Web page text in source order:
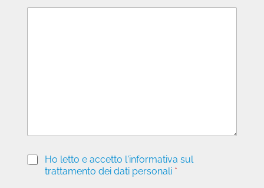
M
P
Ho letto e accetto l'informativa sul
trattamento dei dati personali *